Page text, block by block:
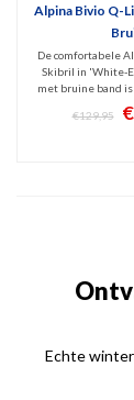
Alpina Bivio Q-
De comfortabele
Skibril in 'White-
met bruine band
met
spiegellens (Cat.
€129,95
Echte